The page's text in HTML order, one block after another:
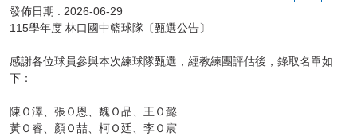
發佈日期 : 2026-06-29
115學年度 林口國中籃球隊〔甄選公告〕
感謝各位球員參與本次練球隊甄選，經教練團評估後，錄取名單如
下：
陳Ｏ澤、張Ｏ恩、魏Ｏ品、王Ｏ懿
黃Ｏ睿、顏Ｏ喆、柯Ｏ廷、李Ｏ宸